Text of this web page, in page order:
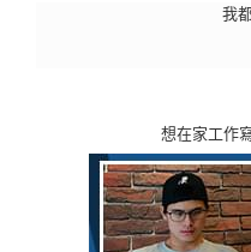
我
想在家工作